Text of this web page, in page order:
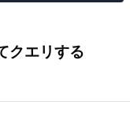
クエリする